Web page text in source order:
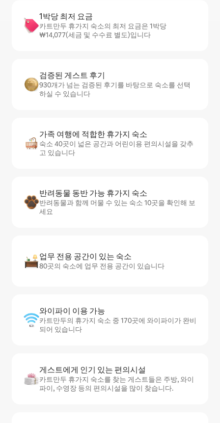
1박당 최저 요금
카트만두 휴가지 숙소의 최저 요금은 1박당
₩14,077(세금 및 수수료 별도)입니다
검증된 게스트 후기
930개가 넘는 검증된 후기를 바탕으로 숙소를 선택
하실 수 있습니다
가족 여행에 적합한 휴가지 숙소
숙소 40곳이 넓은 공간과 어린이용 편의시설을 갖추
고 있습니다
반려동물 동반 가능 휴가지 숙소
반려동물과 함께 머물 수 있는 숙소 10곳을 확인해 보
세요
업무 전용 공간이 있는 숙소
80곳의 숙소에 업무 전용 공간이 있습니다
와이파이 이용 가능
카트만두의 휴가지 숙소 중 170곳에 와이파이가 완비
되어 있습니다
게스트에게 인기 있는 편의시설
카트만두 휴가지 숙소를 찾는 게스트들은 주방, 와이
파이, 수영장 등의 편의시설을 많이 찾습니다.